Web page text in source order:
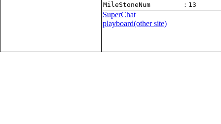
MileStoneNum
：13
SuperChat
playboard(other site)